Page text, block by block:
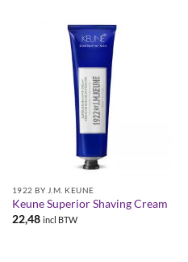
1922 BY J.M. KEUNE
Keune Superior Shaving Cream
22,48 incl BTW